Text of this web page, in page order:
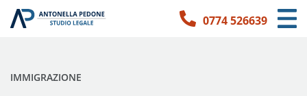
Link per l'accessibilità
Vai ai contenuti principali
Vai ai contatti0774 526639
PUBBLICATA IN:
IMMIGRAZIONE